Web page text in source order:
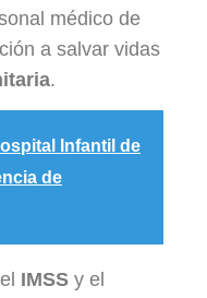
médico de
a salvar vidas
.
Infantil de
de
IMSS y el